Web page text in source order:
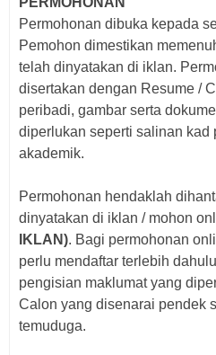
Permohonan dibuka kepada
Pemohon dimestikan
telah dinyatakan di iklan.
disertakan dengan Resume /
peribadi, gambar serta
diperlukan seperti salinan kad
akademik.
Permohonan hendaklah
dinyatakan di iklan / mohon
IKLAN). Bagi permohonan
perlu mendaftar terlebih
pengisian maklumat yang
Calon yang disenarai pendek
temuduga.